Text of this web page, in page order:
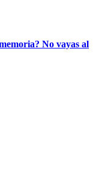
No vayas al